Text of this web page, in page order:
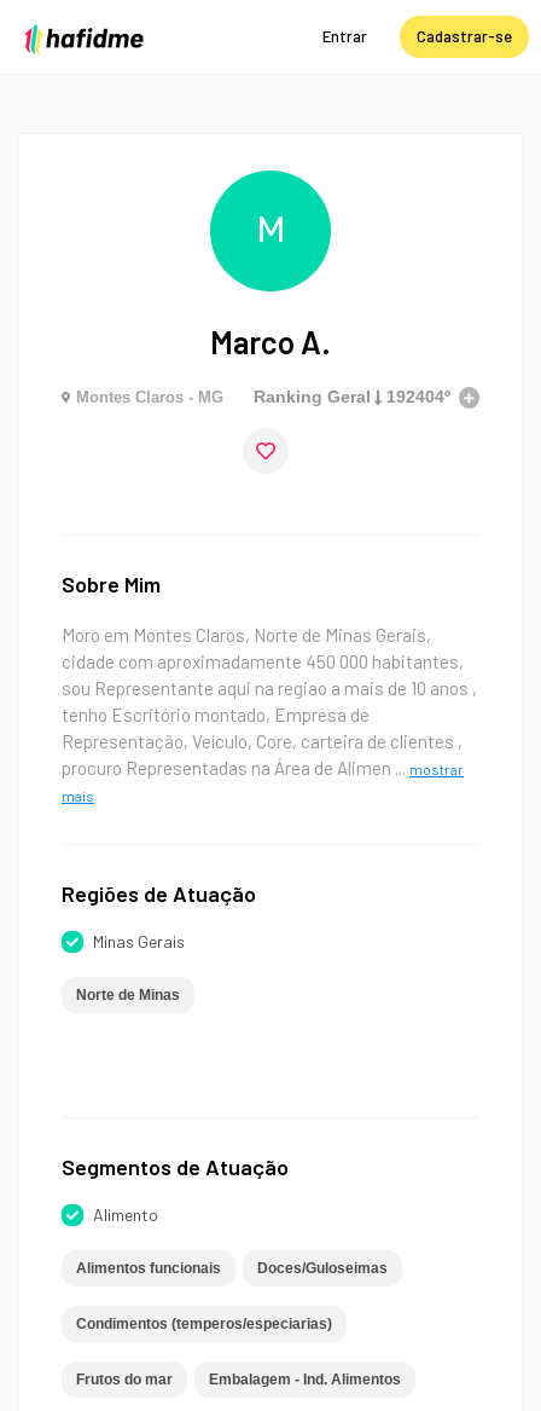
Entrar Cadastrar-se
M
Marco A.
Montes Claros - MG Ranking Geral 192404º
Sobre Mim
Moro em Montes Claros, Norte de Minas Gerais,
cidade com aproximadamente 450 000 habitantes,
sou Representante aqui na regiao a mais de 10 anos ,
tenho Escritório montado, Empresa de
Representação, Veículo, Core, carteira de clientes ,
procuro Representadas na Área de Alimen ... mostrar
mais
Regiões de Atuação
Minas Gerais
Norte de Minas
Segmentos de Atuação
Alimento
Alimentos funcionais Doces/Guloseimas
Condimentos (temperos/especiarias)
Frutos do mar Embalagem - Ind. Alimentos